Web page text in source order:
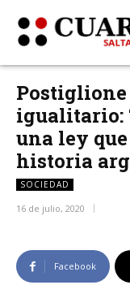
igualitario:
una ley
historia
SOCIEDAD
16 de julio, 2020
Facebook